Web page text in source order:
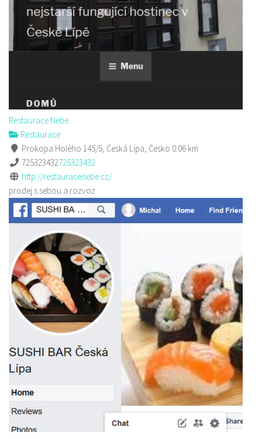
Restaurace Nebe
Restaurace
Prokopa Holého 145/5, Česká Lípa, Česko 0.06 km
725323432725323432
http://restauracenebe.cz/
prodej s sebou a rozvoz